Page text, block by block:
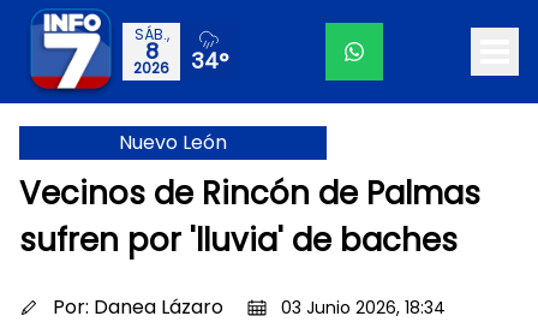
SÁB.,
8
2026 34°
Nuevo León
Vecinos de Rincón de Palmas
sufren por 'lluvia' de baches
Por: Danea Lázaro
03 Junio 2026, 18:34